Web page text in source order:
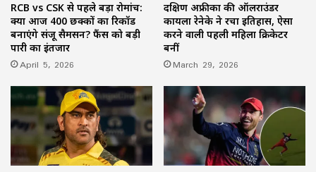
RCB vs CSK से पहले बड़ा रोमांच:
क्या आज 400 छक्कों का रिकॉर्ड
बनाएंगे संजू सैमसन? फैंस को बड़ी
पारी का इंतजार
April 5, 2026
दक्षिण अफ्रीका की ऑलराउंडर
कायला रेनेके ने रचा इतिहास, ऐसा
करने वाली पहली महिला क्रिकेटर
बनीं
March 29, 2026